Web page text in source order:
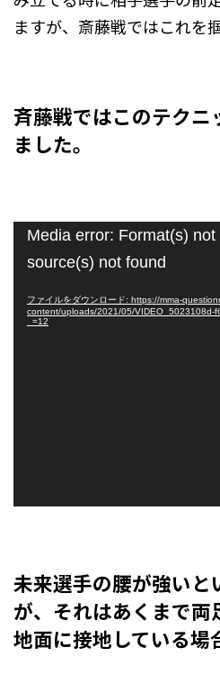
ますが、斎藤戦ではこれを
斉藤戦ではこのテクニ
ました。
Media error: Format(s)
source(s) not found
ファイルをダウンロード: https://mma-
content/uploads/2021/05/VIDEO_5023108d-
_=12
未来選手の腰が強いと
が、それはあくまで両
地面に接地している場